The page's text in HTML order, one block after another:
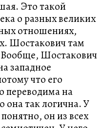
Это такой
о разных великих
отношениях,
Шостакович там
Вообще, Шостакович
западное
что его
переводима на
она так логична. У
он из всех